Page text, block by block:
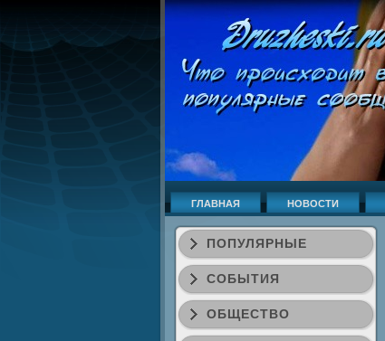
ГЛАВНАЯ НОВОСТИ
ПОПУЛЯРНЫЕ
СОБЫТИЯ
ОБЩЕСТВО